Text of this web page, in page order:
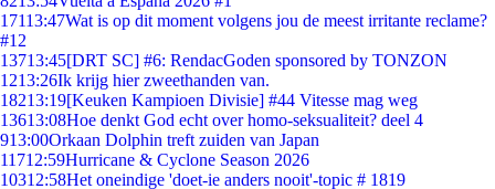
17113:47Wat is op dit moment volgens jou de meest irritante reclame?
#12
13713:45[DRT SC] #6: RendacGoden sponsored by TONZON
1213:26Ik krijg hier zweethanden van.
18213:19[Keuken Kampioen Divisie] #44 Vitesse mag weg
13613:08Hoe denkt God echt over homo-seksualiteit? deel 4
913:00Orkaan Dolphin treft zuiden van Japan
11712:59Hurricane & Cyclone Season 2026
10312:58Het oneindige 'doet-ie anders nooit'-topic # 1819